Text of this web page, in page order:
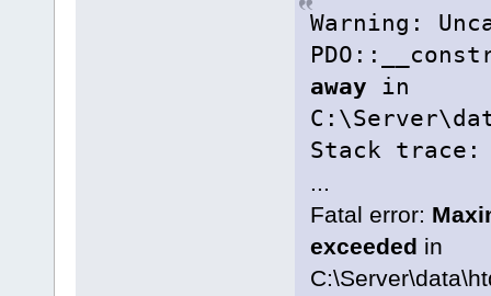
Warning:
away in
Stack trace:
...
Fatal error:
exceeded in